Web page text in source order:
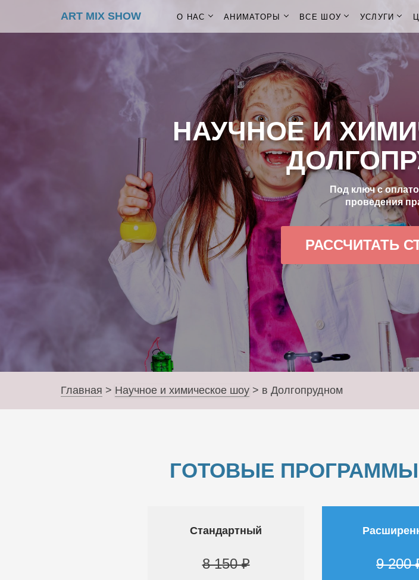
ART MIX SHOW О НАС АНИМАТОРЫ ВСЕ ШОУ УСЛУГИ
НАУЧНОЕ И
Под ключ с
проведения
РАССЧИТАТЬ
Главная > Научное и химическое шоу > в Долгопрудном
ГОТОВЫЕ ПРОГРАММЫ
Стандартный
8 150 ₽ 9 200